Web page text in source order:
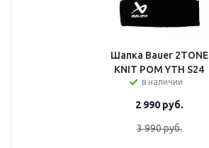
Шапка Bauer 2TONE
KNIT POM YTH S24
в наличии
2 990руб.
3 990руб.